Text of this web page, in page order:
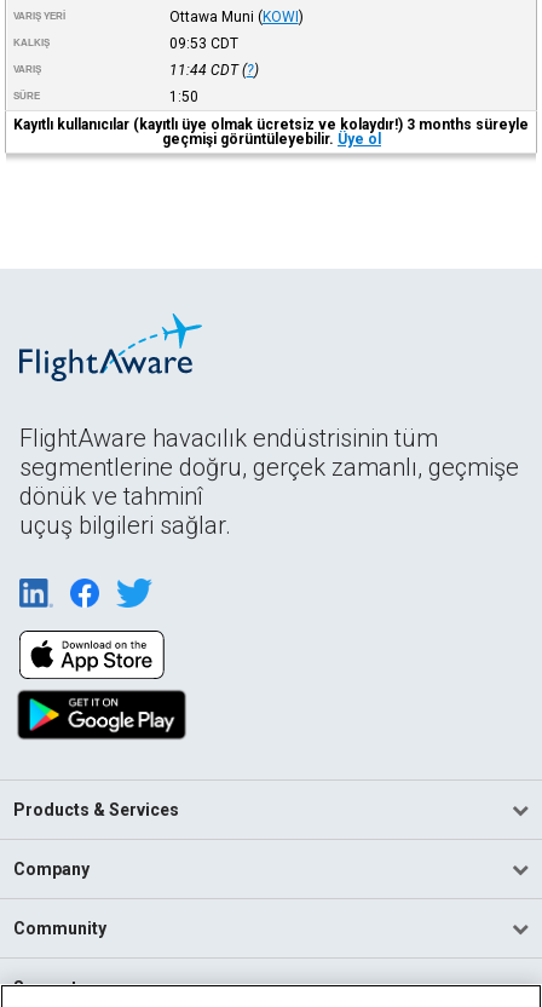
VARIŞ YERI Ottawa Muni (KOWI)
KALKIŞ 09:53 CDT
VARIŞ 11:44 CDT(?)
SÜRE
1:50
Kayıtlı kullanıcılar (kayıtlı üye olmak ücretsiz ve kolaydır!) 3 months süreyle
geçmişi görüntüleyebilir. Üye ol
FlightAware havacılık endüstrisinin tüm
segmentlerine doğru, gerçek zamanlı, geçmişe
dönük ve tahminî
uçuş bilgileri sağlar.
Products & Services
Company
Community
Support